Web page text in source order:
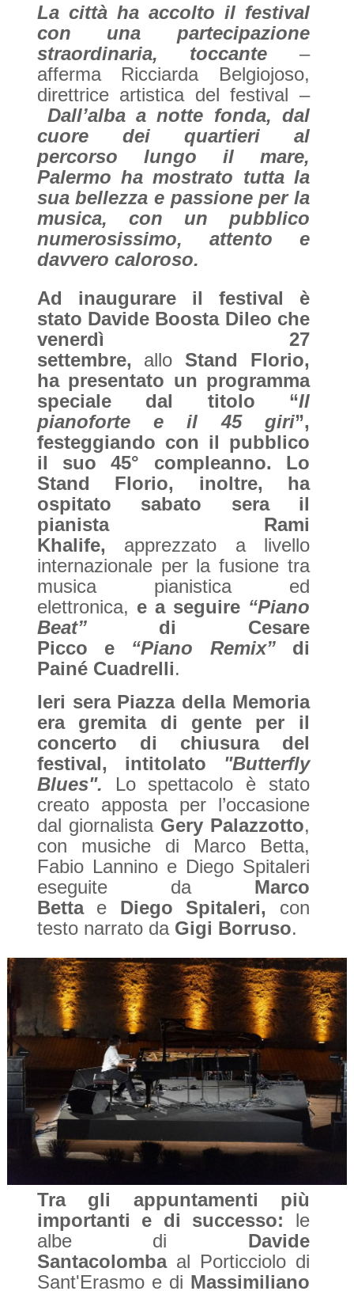
La città ha accolto il festival
con una partecipazione
straordinaria, toccante –
afferma Ricciarda Belgiojoso,
direttrice artistica del festival –
Dall’alba a notte fonda, dal
cuore dei quartieri al
percorso lungo il mare,
Palermo ha mostrato tutta la
sua bellezza e passione per la
musica, con un pubblico
numerosissimo, attento e
davvero caloroso.
Ad inaugurare il festival è
stato Davide Boosta Dileo che
venerdì 27
settembre, allo Stand Florio,
ha presentato un programma
speciale dal titolo “Il
pianoforte e il 45 giri”,
festeggiando con il pubblico
il suo 45° compleanno. Lo
Stand Florio, inoltre, ha
ospitato sabato sera il
pianista Rami
Khalife, apprezzato a livello
internazionale per la fusione tra
musica pianistica ed
elettronica, e a seguire “Piano
Beat”di Cesare
Picco
e “Piano Remix”
di
Painé Cuadrelli.
Ieri sera Piazza della Memoria
era gremita di gente per il
concerto di chiusura del
festival, intitolato
"Butterfly
Blues". Lo spettacolo è stato
creato apposta per l’occasione
dal giornalista Gery Palazzotto,
con musiche di Marco Betta,
Fabio Lannino e Diego Spitaleri
eseguite da Marco
Bettae Diego Spitaleri, con
testo narrato da Gigi Borruso.
Tra gli appuntamenti più
importanti e di successo: le
albe di Davide
Santacolombaal Porticciolo di
Sant'Erasmo e di Massimiliano